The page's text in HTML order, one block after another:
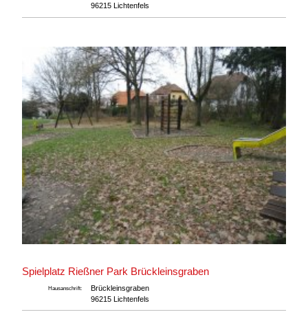
96215 Lichtenfels
Spielplatz Rießner Park Brückleinsgraben
Hausanschrift:
Brückleinsgraben
96215 Lichtenfels